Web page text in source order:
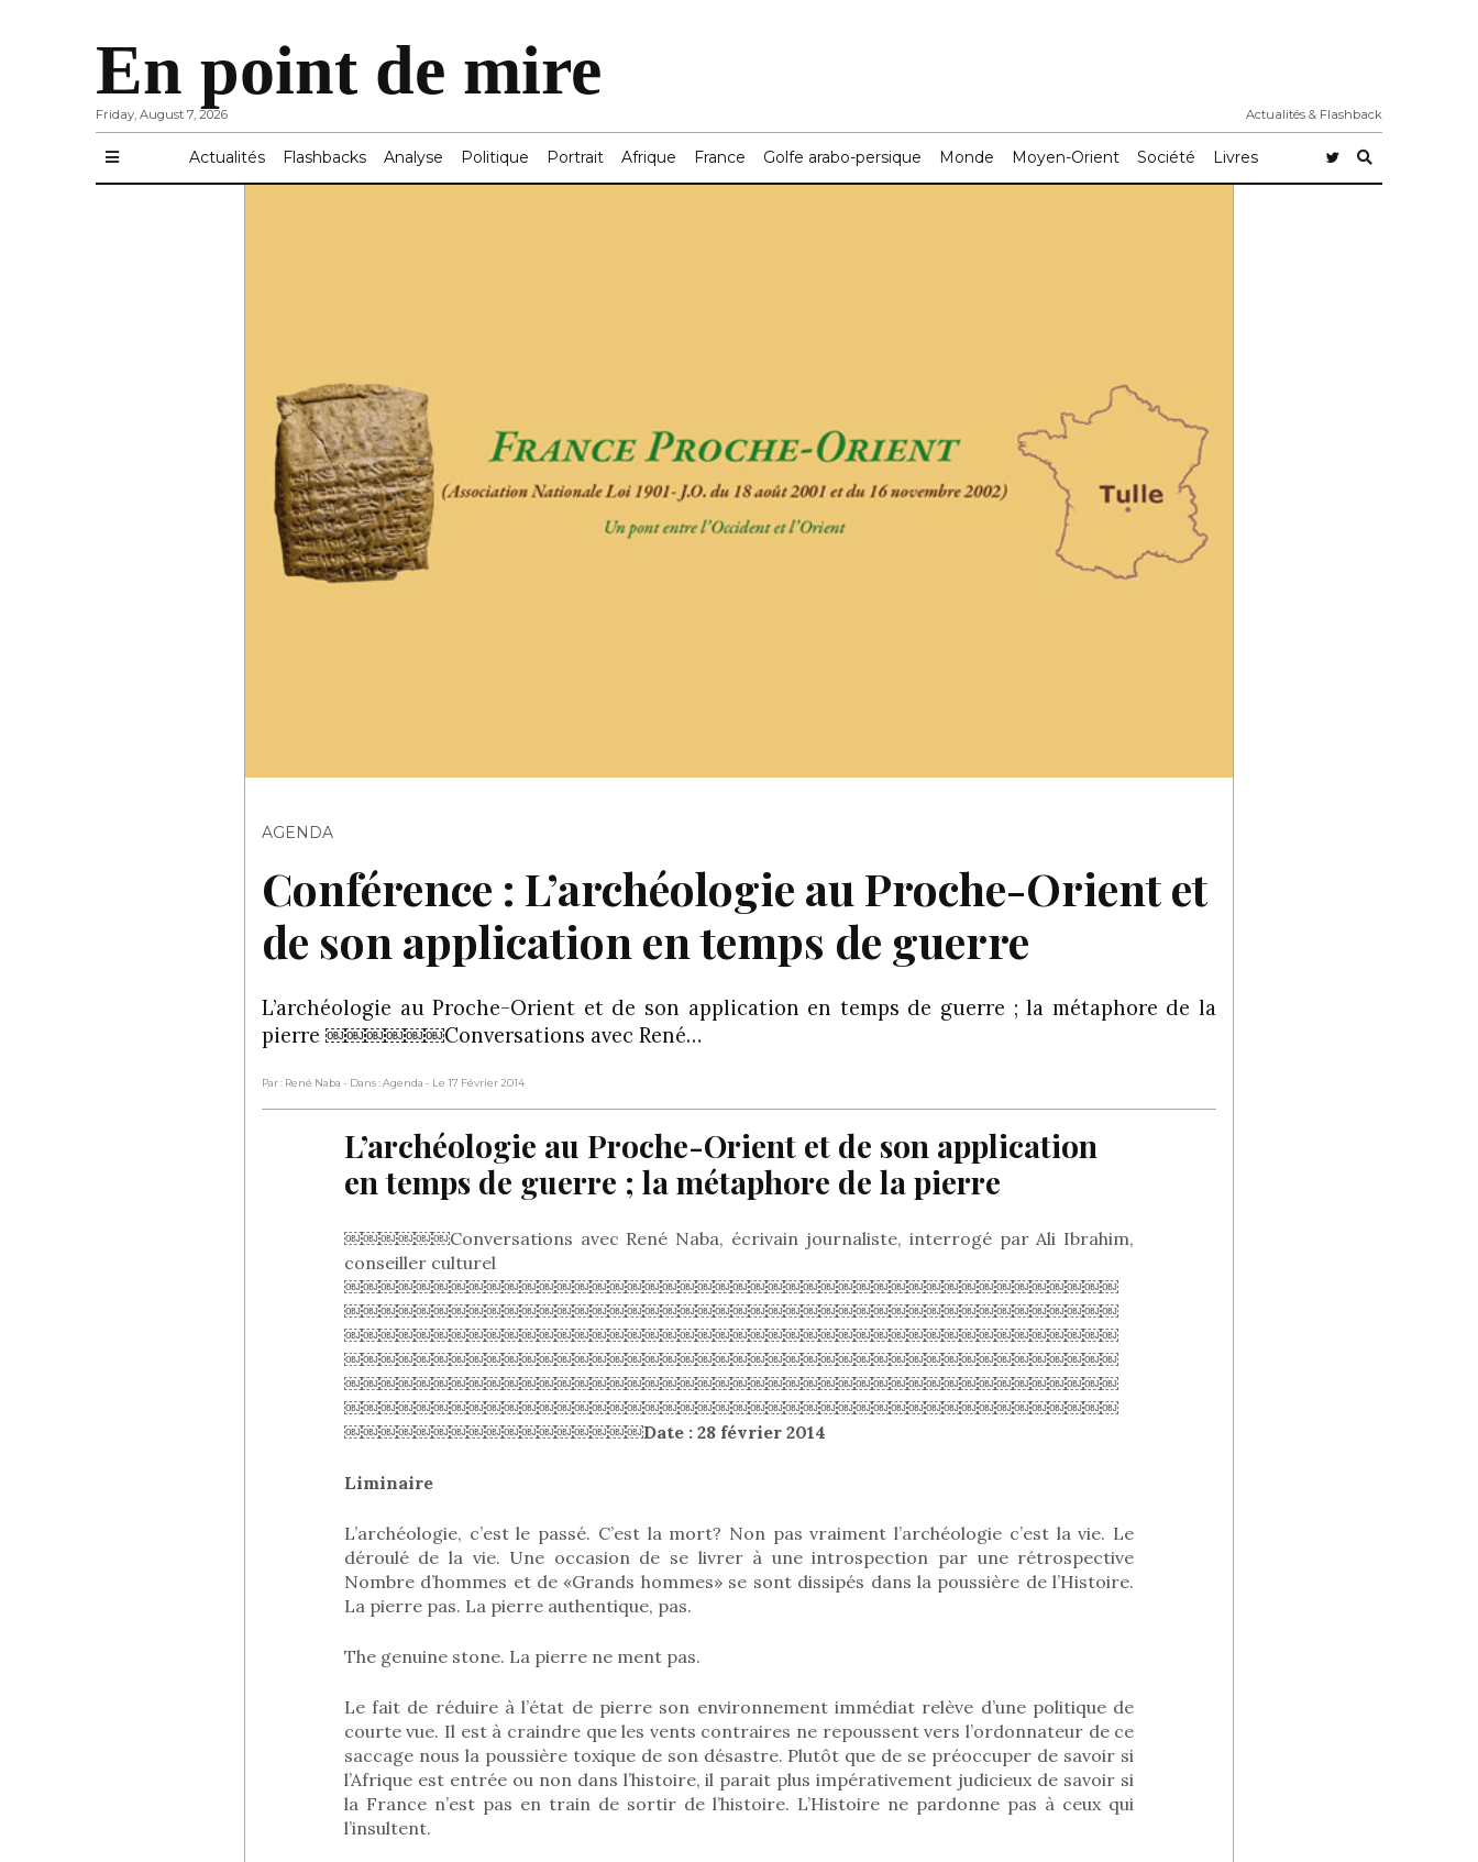
Friday, August 7, 2026
En point de mire
Actualités & Flashback
Actualités Flashbacks Analyse Politique Portrait Afrique France Golfe arabo-persique Monde Moyen-Orient Société Livres
AGENDA
Conférence : L’archéologie au Proche-Orient et
de son application en temps de guerre
L’archéologie au Proche-Orient et de son application en temps de guerre ; la métaphore de la
pierre ￼￼￼￼￼￼Conversations avec René…
Par : René Naba - Dans : Agenda - Le 17 Février 2014
L’archéologie au Proche-Orient et de son application
en temps de guerre ; la métaphore de la pierre
￼￼￼￼￼￼Conversations avec René Naba, écrivain journaliste, interrogé par Ali Ibrahim,
conseiller culturel
￼￼￼￼￼￼￼￼￼￼￼￼￼￼￼￼￼￼￼￼￼￼￼￼￼￼￼￼￼￼￼￼￼￼￼￼￼￼￼￼￼￼￼￼
￼￼￼￼￼￼￼￼￼￼￼￼￼￼￼￼￼￼￼￼￼￼￼￼￼￼￼￼￼￼￼￼￼￼￼￼￼￼￼￼￼￼￼￼
￼￼￼￼￼￼￼￼￼￼￼￼￼￼￼￼￼￼￼￼￼￼￼￼￼￼￼￼￼￼￼￼￼￼￼￼￼￼￼￼￼￼￼￼
￼￼￼￼￼￼￼￼￼￼￼￼￼￼￼￼￼￼￼￼￼￼￼￼￼￼￼￼￼￼￼￼￼￼￼￼￼￼￼￼￼￼￼￼
￼￼￼￼￼￼￼￼￼￼￼￼￼￼￼￼￼￼￼￼￼￼￼￼￼￼￼￼￼￼￼￼￼￼￼￼￼￼￼￼￼￼￼￼
￼￼￼￼￼￼￼￼￼￼￼￼￼￼￼￼￼￼￼￼￼￼￼￼￼￼￼￼￼￼￼￼￼￼￼￼￼￼￼￼￼￼￼￼
￼￼￼￼￼￼￼￼￼￼￼￼￼￼￼￼￼Date : 28 février 2014
Liminaire
L’archéologie, c’est le passé. C’est la mort? Non pas vraiment l’archéologie c’est la vie. Le
déroulé de la vie. Une occasion de se livrer à une introspection par une rétrospective
Nombre d’hommes et de «Grands hommes» se sont dissipés dans la poussière de l’Histoire.
La pierre pas. La pierre authentique, pas.
The genuine stone. La pierre ne ment pas.
Le fait de réduire à l’état de pierre son environnement immédiat relève d’une politique de
courte vue. Il est à craindre que les vents contraires ne repoussent vers l’ordonnateur de ce
saccage nous la poussière toxique de son désastre. Plutôt que de se préoccuper de savoir si
l’Afrique est entrée ou non dans l’histoire, il parait plus impérativement judicieux de savoir si
la France n’est pas en train de sortir de l’histoire. L’Histoire ne pardonne pas à ceux qui
l’insultent.